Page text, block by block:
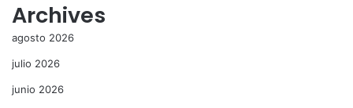
Archives
agosto 2026
julio 2026
junio 2026